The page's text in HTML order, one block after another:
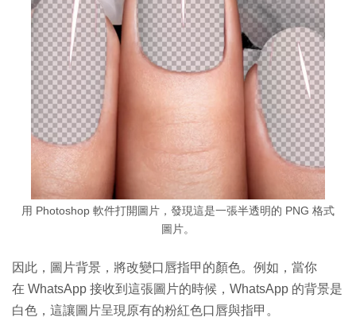
用 Photoshop 軟件打開圖片，發現這是一張半透明的 PNG 格式
圖片。
因此，圖片背景，將改變口唇指甲的顏色。例如，當你
在 WhatsApp 接收到這張圖片的時候，WhatsApp 的背景是
白色，這讓圖片呈現原有的粉紅色口唇與指甲。